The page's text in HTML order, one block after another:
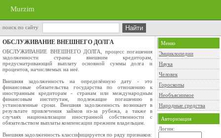
Murzim
поиск по сайту
ОБСЛУЖИВАНИЕ ВНЕШНЕГО ДОЛГА
ОБСЛУЖИВАНИЕ ВНЕШНЕГО ДОЛГА, процесс погашения
задолженности страны внешним кредиторам,
предусматривающий выплату основной суммы долга и
процентов, начисляемых на неё.
Внешняя задолженность на определённую дату - это
финансовые обязательства государства по отношению к
иностранным кредиторам - странам или международным
финансовым институтам, подлежащие погашению в
установленные сроки. Внешняя задолженность возникает в
результате привлечения займов из-за рубежа, а также в
случаях национализации иностранной собственности с
обязательством выплаты компенсации прежним владельцам.
Внешняя задолженность классифицируется по ряду признаков:
Меню
Энциклопедии
Наука
Человек
Гороскопы
Необъяснимое
Народные средства
Авторизация
Логин: